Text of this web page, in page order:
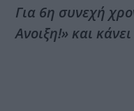
Για 6η συνεχή
Ανοιξη!» και